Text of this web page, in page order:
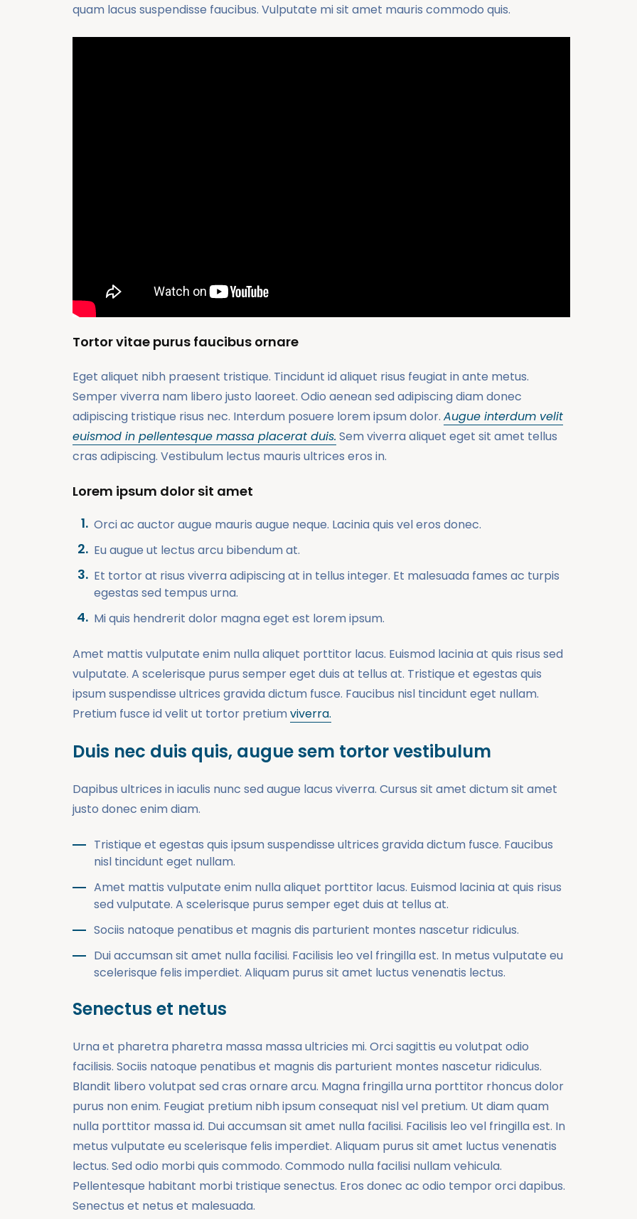
quam lacus suspendisse faucibus. Vulputate mi sit amet mauris commodo quis.
Tortor vitae purus faucibus ornare
Eget aliquet nibh praesent tristique. Tincidunt id aliquet risus feugiat in ante metus.
Semper viverra nam libero justo laoreet. Odio aenean sed adipiscing diam donec
adipiscing tristique risus nec. Interdum posuere lorem ipsum dolor. Augue interdum velit
euismod in pellentesque massa placerat duis. Sem viverra aliquet eget sit amet tellus
cras adipiscing. Vestibulum lectus mauris ultrices eros in.
Lorem ipsum dolor sit amet
Orci ac auctor augue mauris augue neque. Lacinia quis vel eros donec.
Eu augue ut lectus arcu bibendum at.
Et tortor at risus viverra adipiscing at in tellus integer. Et malesuada fames ac turpis
egestas sed tempus urna.
Mi quis hendrerit dolor magna eget est lorem ipsum.
Amet mattis vulputate enim nulla aliquet porttitor lacus. Euismod lacinia at quis risus sed
vulputate. A scelerisque purus semper eget duis at tellus at. Tristique et egestas quis
ipsum suspendisse ultrices gravida dictum fusce. Faucibus nisl tincidunt eget nullam.
Pretium fusce id velit ut tortor pretiumviverra.
Duis nec duis quis, augue sem tortor vestibulum
Dapibus ultrices in iaculis nunc sed augue lacus viverra. Cursus sit amet dictum sit amet
justo donec enim diam.
Tristique et egestas quis ipsum suspendisse ultrices gravida dictum fusce. Faucibus
nisl tincidunt eget nullam.
Amet mattis vulputate enim nulla aliquet porttitor lacus. Euismod lacinia at quis risus
sed vulputate. A scelerisque purus semper eget duis at tellus at.
Sociis natoque penatibus et magnis dis parturient montes nascetur ridiculus.
Dui accumsan sit amet nulla facilisi. Facilisis leo vel fringilla est. In metus vulputate eu
scelerisque felis imperdiet. Aliquam purus sit amet luctus venenatis lectus.
Senectus et netus
Urna et pharetra pharetra massa massa ultricies mi. Orci sagittis eu volutpat odio
facilisis. Sociis natoque penatibus et magnis dis parturient montes nascetur ridiculus.
Blandit libero volutpat sed cras ornare arcu. Magna fringilla urna porttitor rhoncus dolor
purus non enim. Feugiat pretium nibh ipsum consequat nisl vel pretium. Ut diam quam
nulla porttitor massa id. Dui accumsan sit amet nulla facilisi. Facilisis leo vel fringilla est. In
metus vulputate eu scelerisque felis imperdiet. Aliquam purus sit amet luctus venenatis
lectus. Sed odio morbi quis commodo. Commodo nulla facilisi nullam vehicula.
Pellentesque habitant morbi tristique senectus. Eros donec ac odio tempor orci dapibus.
Senectus et netus et malesuada.